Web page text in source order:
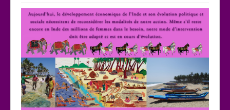
Accueil
Qui sommes-nous ?
Les Expositions
Les toiles
Participer
Nous contacter